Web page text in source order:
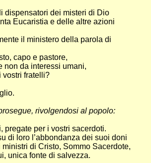
dispensatori dei misteri di Dio
Eucaristia e delle altre azioni
il ministero della parola di
capo e pastore,
non da interessi umani,
vostri fratelli?
rivolgendosi al popolo:
pregate per i vostri sacerdoti.
di loro l’abbondanza dei suoi doni
di Cristo, Sommo Sacerdote,
unica fonte di salvezza.